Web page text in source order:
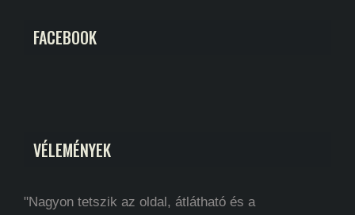
FACEBOOK
VÉLEMÉNYEK
"Nagyon tetszik az oldal, átlátható és a